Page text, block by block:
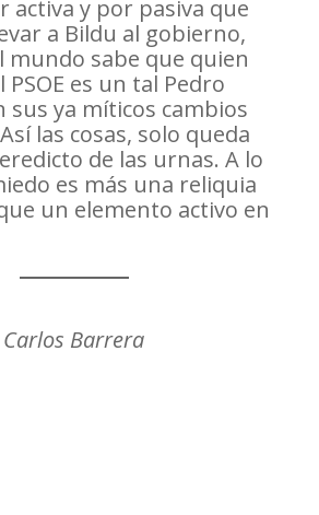
activa y por pasiva que
a Bildu al gobierno,
mundo sabe que quien
PSOE es un tal Pedro
sus ya míticos cambios
las cosas, solo queda
de las urnas. A lo
es más una reliquia
un elemento activo en
Carlos Barrera